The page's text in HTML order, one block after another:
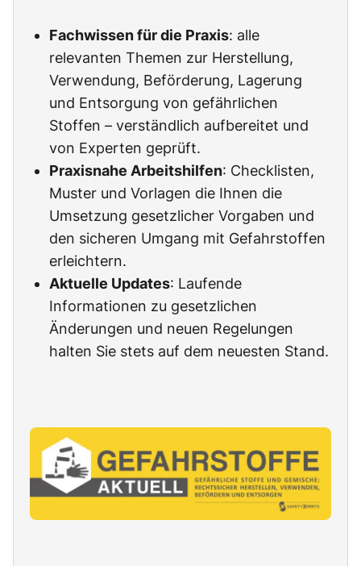
Fachwissen für die Praxis: alle
relevanten Themen zur Herstellung,
Verwendung, Beförderung, Lagerung
und Entsorgung von gefährlichen
Stoffen – verständlich aufbereitet und
von Experten geprüft.
Praxisnahe Arbeitshilfen: Checklisten,
Muster und Vorlagen die Ihnen die
Umsetzung gesetzlicher Vorgaben und
den sicheren Umgang mit Gefahrstoffen
erleichtern.
Aktuelle Updates: Laufende
Informationen zu gesetzlichen
Änderungen und neuen Regelungen
halten Sie stets auf dem neuesten Stand.